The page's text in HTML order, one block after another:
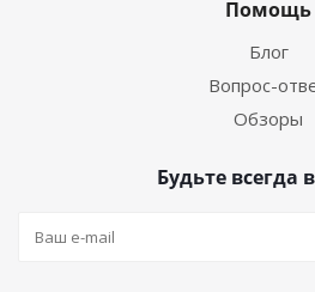
Помощь
Блог
Вопрос-
Обзоры
Будьте всегда